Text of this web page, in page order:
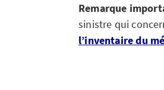
Remarque
sinistre qui
l’inventaire du